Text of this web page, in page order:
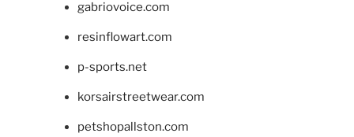
gabriovoice.com
resinflowart.com
p-sports.net
korsairstreetwear.com
petshopallston.com